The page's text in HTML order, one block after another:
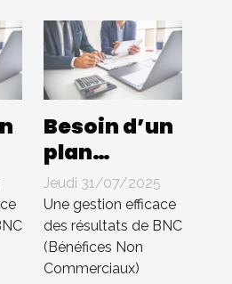
Besoin d’un
plan
comptable
pour BNC ?
Compta 4
You
Jeudi 31/07/2025
Une gestion efficace
des résultats de BNC
(Bénéfices Non
Commerciaux)